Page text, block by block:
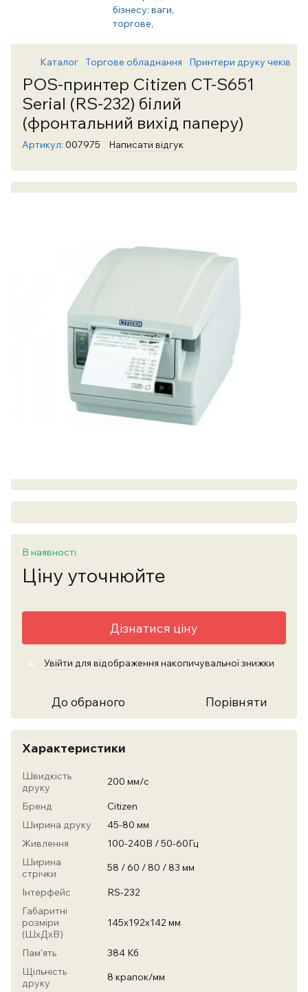
Каталог Торгове обладнання Принтери друку чеків
POS-принтер Citizen CT-S651
Serial (RS-232) білий
(фронтальний вихід паперу)
Артикул: 007975 Написати відгук
В наявності
Ціну уточнюйте
Дізнатися ціну
% Увійти для відображення накопичувальної знижки
До обраного Порівняти
Характеристики
Швидкість
друку
200 мм/с
Бренд
Citizen
Ширина друку
45-80 мм
Живлення
100-240В / 50-60Гц
Ширина
стрічки
58 / 60 / 80 / 83 мм
Інтерфейс
RS-232
Габаритні
розміри
(ШхДхВ)
145х192х142 мм
Пам'ять
384 Кб
Щільність
друку
8 крапок/мм